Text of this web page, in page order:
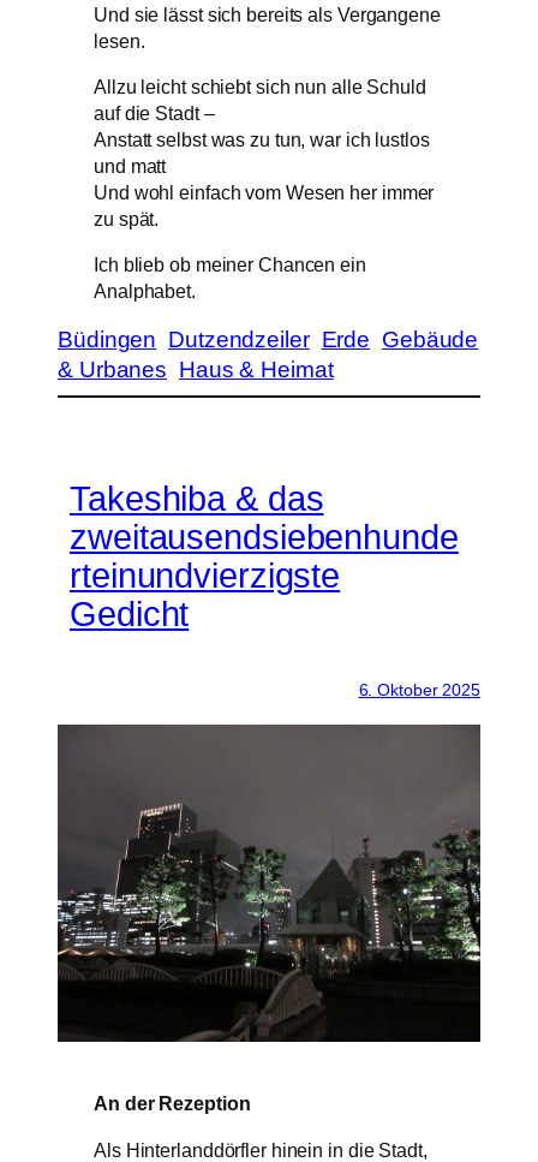
Und sie lässt sich bereits als Vergangene
lesen.
Allzu leicht schiebt sich nun alle Schuld
auf die Stadt –
Anstatt selbst was zu tun, war ich lustlos
und matt
Und wohl einfach vom Wesen her immer
zu spät.
Ich blieb ob meiner Chancen ein
Analphabet.
Büdingen Dutzendzeiler Erde Gebäude
& Urbanes Haus & Heimat
Takeshiba & das
zweitausendsiebenhunde
rteinundvierzigste
Gedicht
6. Oktober 2025
An der Rezeption
Als Hinterlanddörfler hinein in die Stadt,